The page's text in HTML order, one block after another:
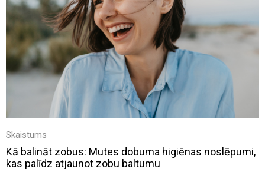
Skaistums
Kā balināt zobus: Mutes dobuma higiēnas noslēpumi,
kas palīdz atjaunot zobu baltumu